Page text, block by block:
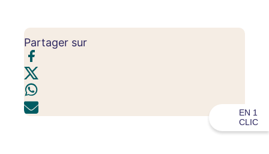
Partager sur
EN 1
CLIC